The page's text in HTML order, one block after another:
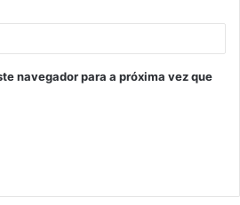
navegador para a próxima vez que